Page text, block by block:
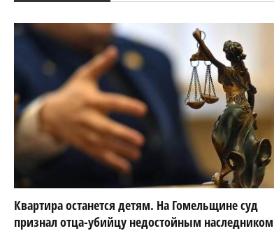
Квартира останется детям. На Гомельщине суд
признал отца-убийцу недостойным наследником